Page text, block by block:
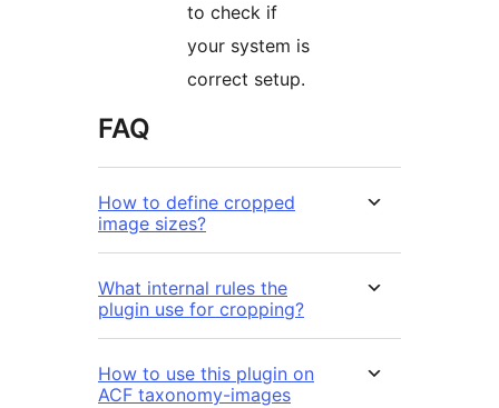
to check if
your system is
correct setup.
FAQ
How to define cropped
image sizes?
What internal rules the
plugin use for cropping?
How to use this plugin on
ACF taxonomy-images